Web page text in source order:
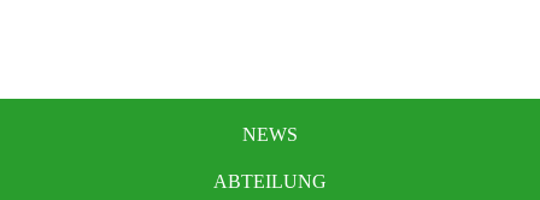
NEWS
ABTEILUNG